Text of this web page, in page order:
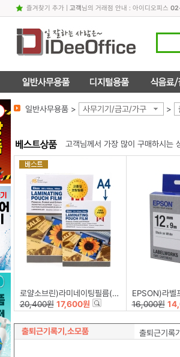
즐겨찾기 추가| 고객님의 거래점 안내 : 아이디오피스
일반사무용품 > 사무기기/금고/가구 >
고객님께서 가장 많이 구매하시는
로얄소브린)라미네이팅필름(216*303)100mic-A4/100장
20,400원 17,600원
EPSON)라벨프린터리
16,000원
출퇴근기록기,소모품 출퇴근기록기